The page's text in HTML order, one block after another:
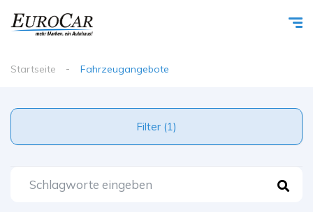
Startseite Fahrzeugangebote
Filter (1)